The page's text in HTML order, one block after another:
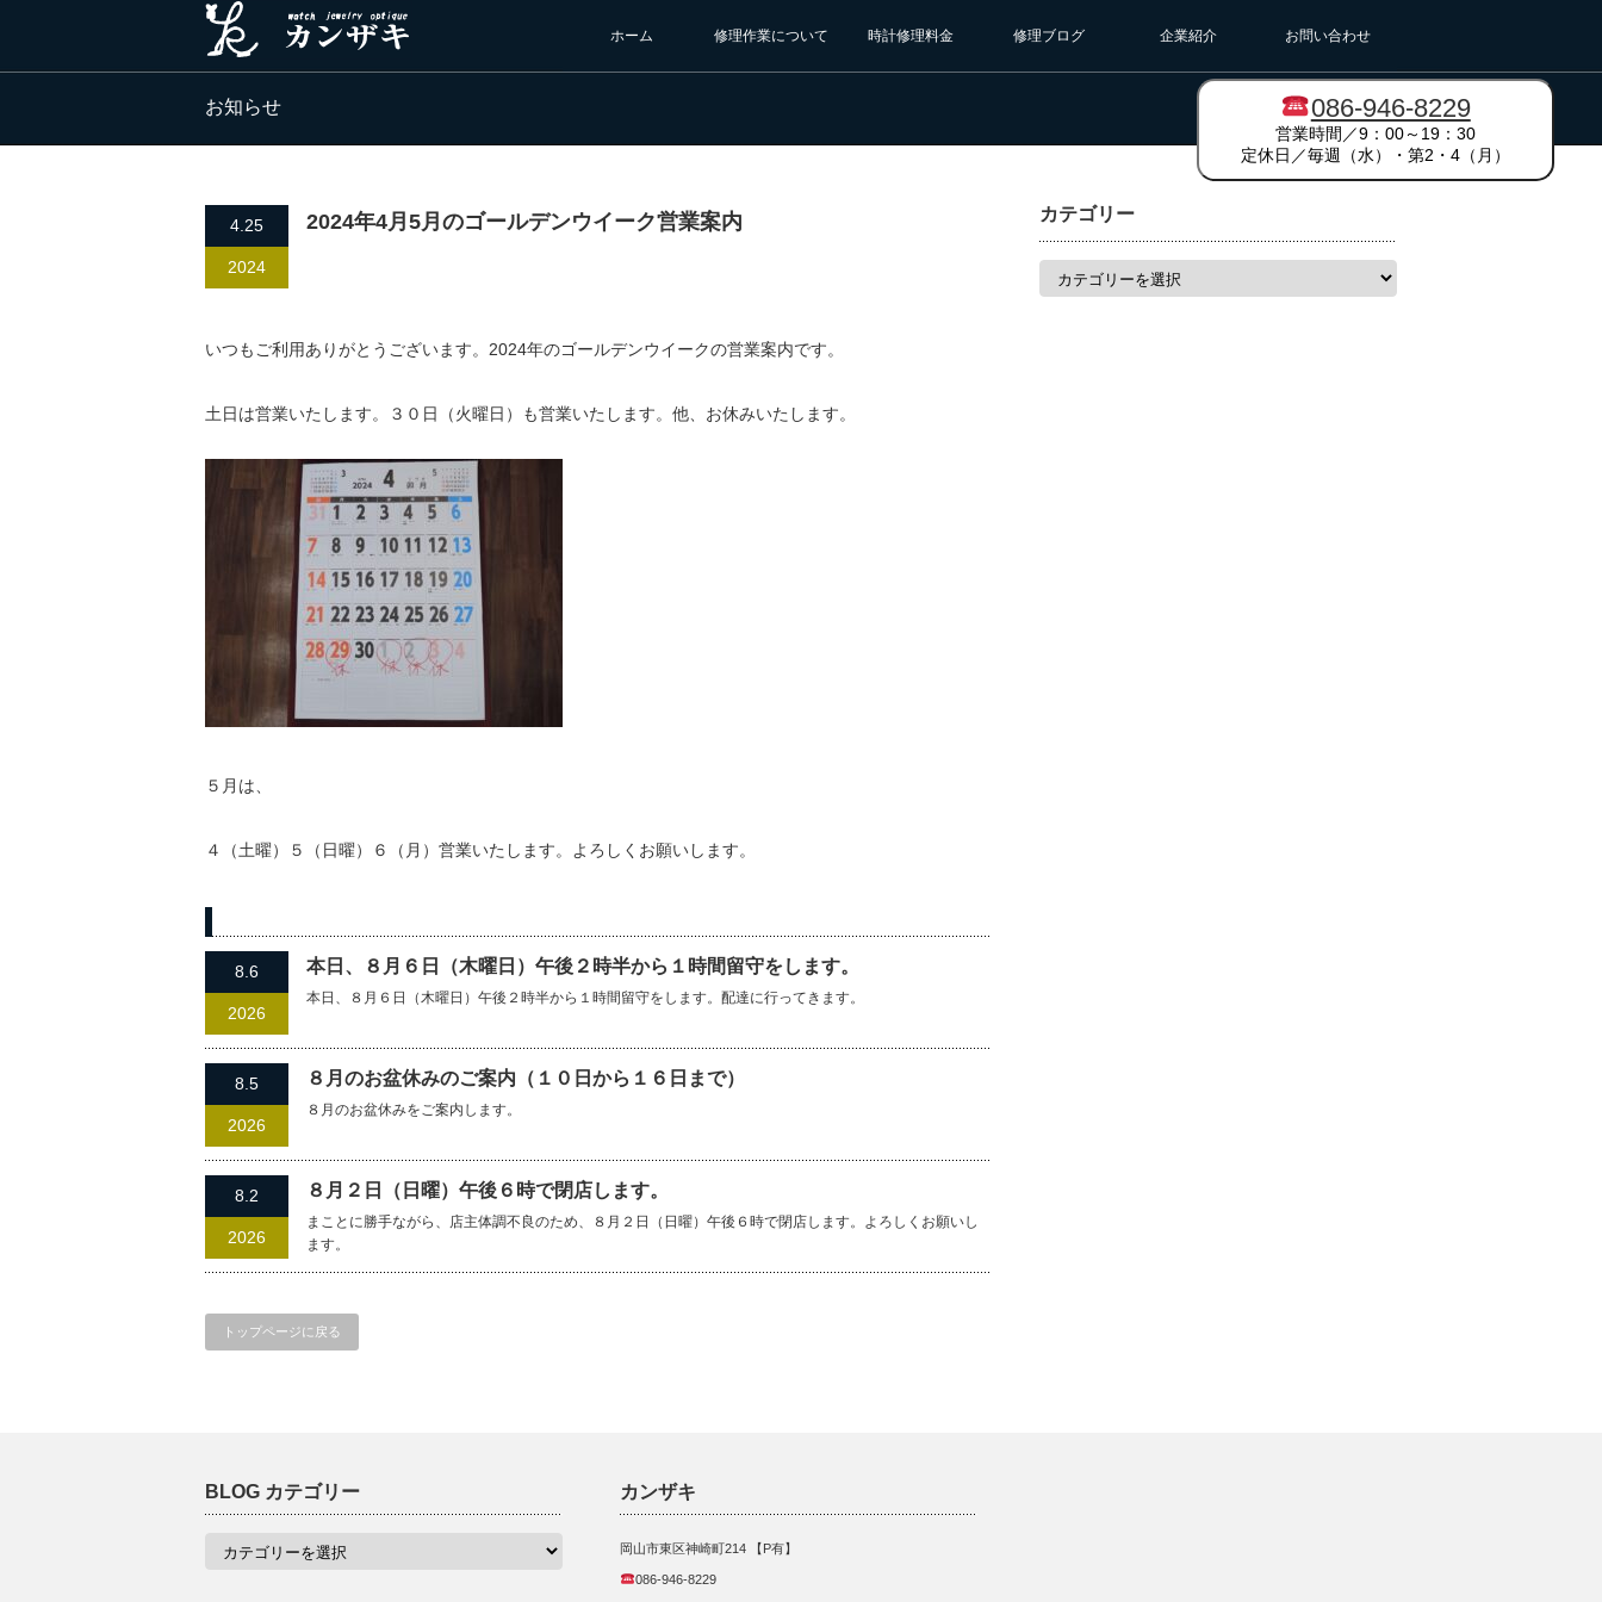
ホーム 修理作業について 時計修理料金 修理ブログ 企業紹介 お問い合わせ
お知らせ
4.25
2024
2024年4月5月のゴールデンウイーク営業案内
いつもご利用ありがとうございます。2024年のゴールデンウイークの営業案内です。
土日は営業いたします。３０日（火曜日）も営業いたします。他、お休みいたします。
５月は、
４（土曜）５（日曜）６（月）営業いたします。よろしくお願いします。
8.6
2026
本日、８月６日（木曜日）午後２時半から１時間留守をします。
本日、８月６日（木曜日）午後２時半から１時間留守をします。配達に行ってきます。
8.5
2026
８月のお盆休みのご案内（１０日から１６日まで）
８月のお盆休みをご案内します。
8.2
2026
８月２日（日曜）午後６時で閉店します。
まことに勝手ながら、店主体調不良のため、８月２日（日曜）午後６時で閉店します。よろしくお願いし
ます。
トップページに戻る
カテゴリー
カ
BLOG カテゴリー カンザキ
岡山市東区神崎町214 【P有】
086-946-8229
086-946-8229
営業時間／9：00～19：30
定休日／毎週（水）・第2・4（月）